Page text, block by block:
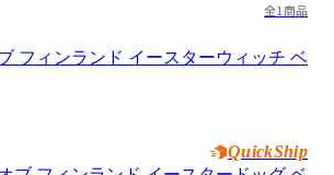
全1商品
フィンランド イースターウィッチ ベ
QuickShip